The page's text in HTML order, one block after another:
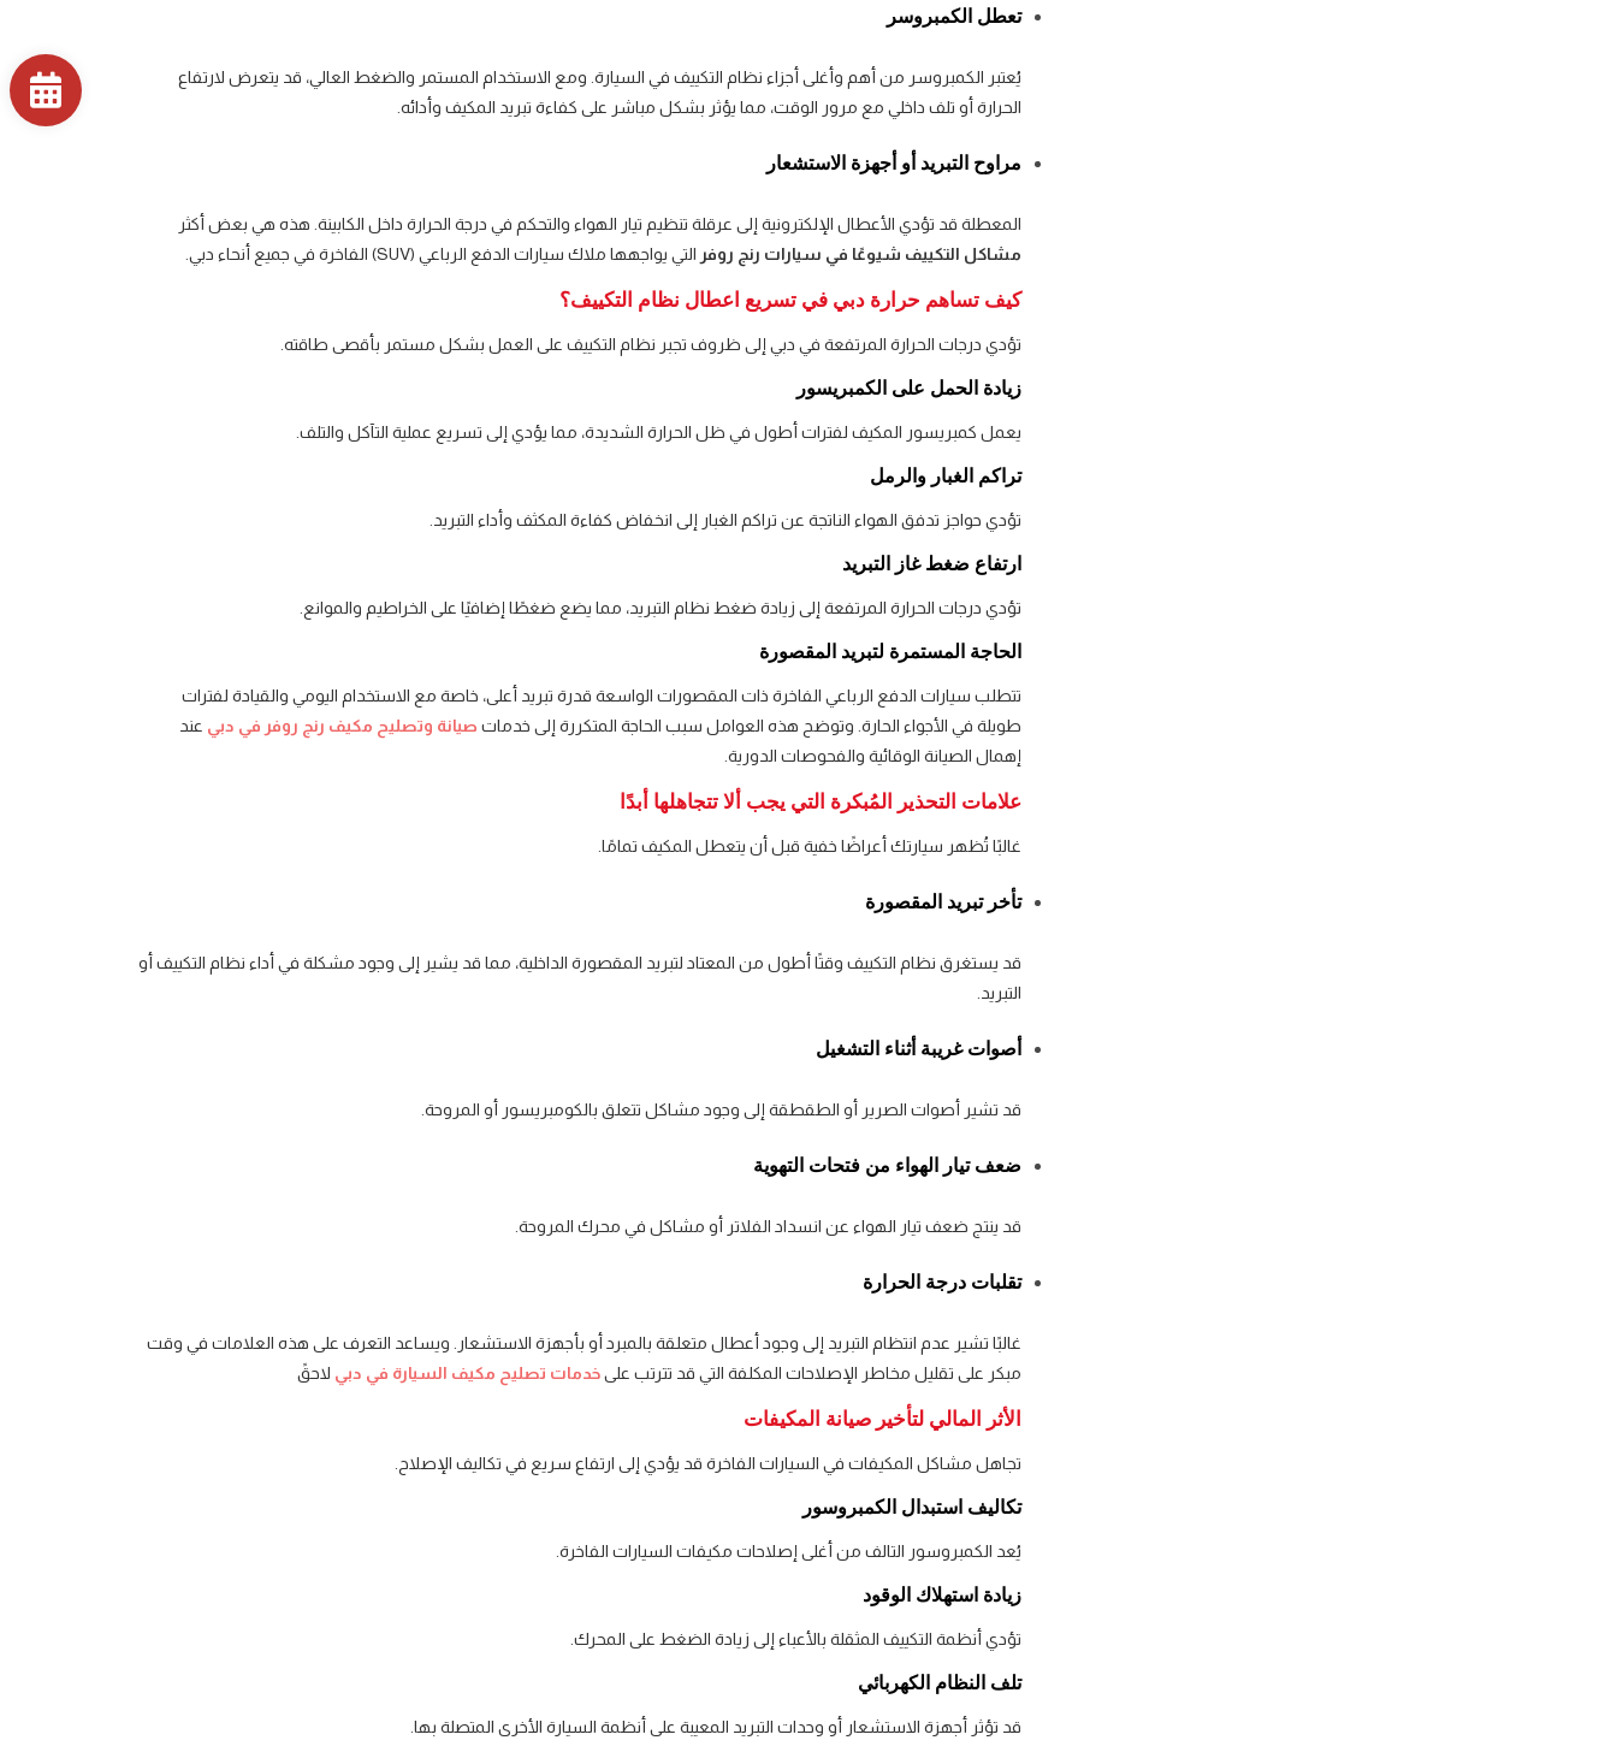
تعطل الكمبروسر
يُعتبر الكمبروسر من أهم وأغلى أجزاء نظام التكييف في السيارة. ومع الاستخدام المستمر والضغط العالي، قد يتعرض لارتفاع
الحرارة أو تلف داخلي مع مرور الوقت، مما يؤثر بشكل مباشر على كفاءة تبريد المكيف وأدائه.
مراوح التبريد أو أجهزة الاستشعار
المعطلة قد تؤدي الأعطال الإلكترونية إلى عرقلة تنظيم تيار الهواء والتحكم في درجة الحرارة داخل الكابينة. هذه هي بعض أكثر
مشاكل التكييف شيوعًا في سيارات رنج روفر التي يواجهها ملاك سيارات الدفع الرباعي (SUV) الفاخرة في جميع أنحاء دبي.
كيف تساهم حرارة دبي في تسريع اعطال نظام التكييف؟
تؤدي درجات الحرارة المرتفعة في دبي إلى ظروف تجبر نظام التكييف على العمل بشكل مستمر بأقصى طاقته.
زيادة الحمل على الكمبريسور
يعمل كمبريسور المكيف لفترات أطول في ظل الحرارة الشديدة، مما يؤدي إلى تسريع عملية التآكل والتلف.
تراكم الغبار والرمل
تؤدي حواجز تدفق الهواء الناتجة عن تراكم الغبار إلى انخفاض كفاءة المكثف وأداء التبريد.
ارتفاع ضغط غاز التبريد
تؤدي درجات الحرارة المرتفعة إلى زيادة ضغط نظام التبريد، مما يضع ضغطًا إضافيًا على الخراطيم والموانع.
الحاجة المستمرة لتبريد المقصورة
تتطلب سيارات الدفع الرباعي الفاخرة ذات المقصورات الواسعة قدرة تبريد أعلى، خاصة مع الاستخدام اليومي والقيادة لفترات
طويلة في الأجواء الحارة. وتوضح هذه العوامل سبب الحاجة المتكررة إلى خدمات صيانة وتصليح مكيف رنج روفر في دبي عند
إهمال الصيانة الوقائية والفحوصات الدورية.
علامات التحذير المُبكرة التي يجب ألا تتجاهلها أبدًا
غالبًا تُظهر سيارتك أعراضًا خفية قبل أن يتعطل المكيف تمامًا.
تأخر تبريد المقصورة
قد يستغرق نظام التكييف وقتًا أطول من المعتاد لتبريد المقصورة الداخلية، مما قد يشير إلى وجود مشكلة في أداء نظام التكييف أو
التبريد.
أصوات غريبة أثناء التشغيل
قد تشير أصوات الصرير أو الطقطقة إلى وجود مشاكل تتعلق بالكومبريسور أو المروحة.
ضعف تيار الهواء من فتحات التهوية
قد ينتج ضعف تيار الهواء عن انسداد الفلاتر أو مشاكل في محرك المروحة.
تقلبات درجة الحرارة
غالبًا تشير عدم انتظام التبريد إلى وجود أعطال متعلقة بالمبرد أو بأجهزة الاستشعار. ويساعد التعرف على هذه العلامات في وقت
مبكر على تقليل مخاطر الإصلاحات المكلفة التي قد تترتب علىخدمات تصليح مكيف السيارة في دبي لاحقً
الأثر المالي لتأخير صيانة المكيفات
تجاهل مشاكل المكيفات في السيارات الفاخرة قد يؤدي إلى ارتفاع سريع في تكاليف الإصلاح.
تكاليف استبدال الكمبروسور
يُعد الكمبروسور التالف من أغلى إصلاحات مكيفات السيارات الفاخرة.
زيادة استهلاك الوقود
تؤدي أنظمة التكييف المثقلة بالأعباء إلى زيادة الضغط على المحرك.
تلف النظام الكهربائي
قد تؤثر أجهزة الاستشعار أو وحدات التبريد المعيبة على أنظمة السيارة الأخرى المتصلة بها.